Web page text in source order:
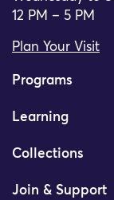
12 PM – 5 PM
Plan Your Visit
Programs
Learning
Collections
Join & Support